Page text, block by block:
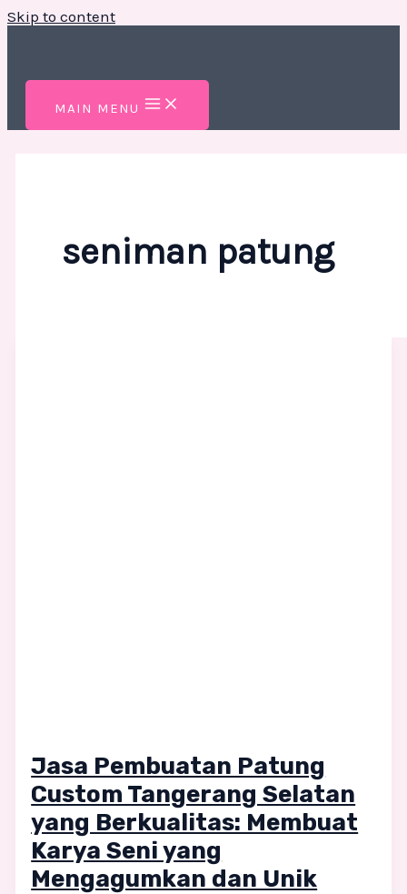
Skip to content
MAIN MENU
seniman patung
Jasa Pembuatan Patung
Custom Tangerang Selatan
yang Berkualitas: Membuat
Karya Seni yang
Mengagumkan dan Unik